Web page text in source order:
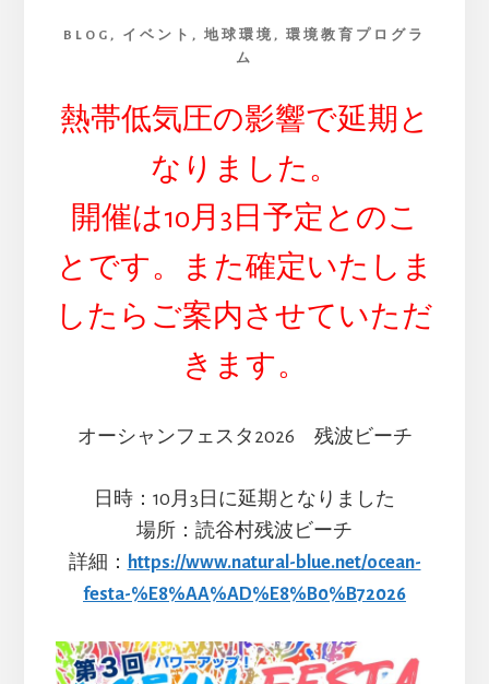
BLOG , イベント , 地球環境 , 環境教育プログラ
ム
熱帯低気圧の影響で延期と
なりました。
開催は10月3日予定とのこ
とです。また確定いたしま
したらご案内させていただ
きます。
オーシャンフェスタ2026 残波ビーチ
日時：10月3日に延期となりました
場所：読谷村残波ビーチ
詳細：
https://www.natural-blue.net/ocean-
festa-%E8%AA%AD%E8%B0%B72026